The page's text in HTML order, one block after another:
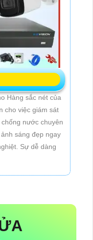
Hàng sắc nét của
cho việc giám sát
nước chuyên
sáng đẹp ngay
Sự dễ dàng